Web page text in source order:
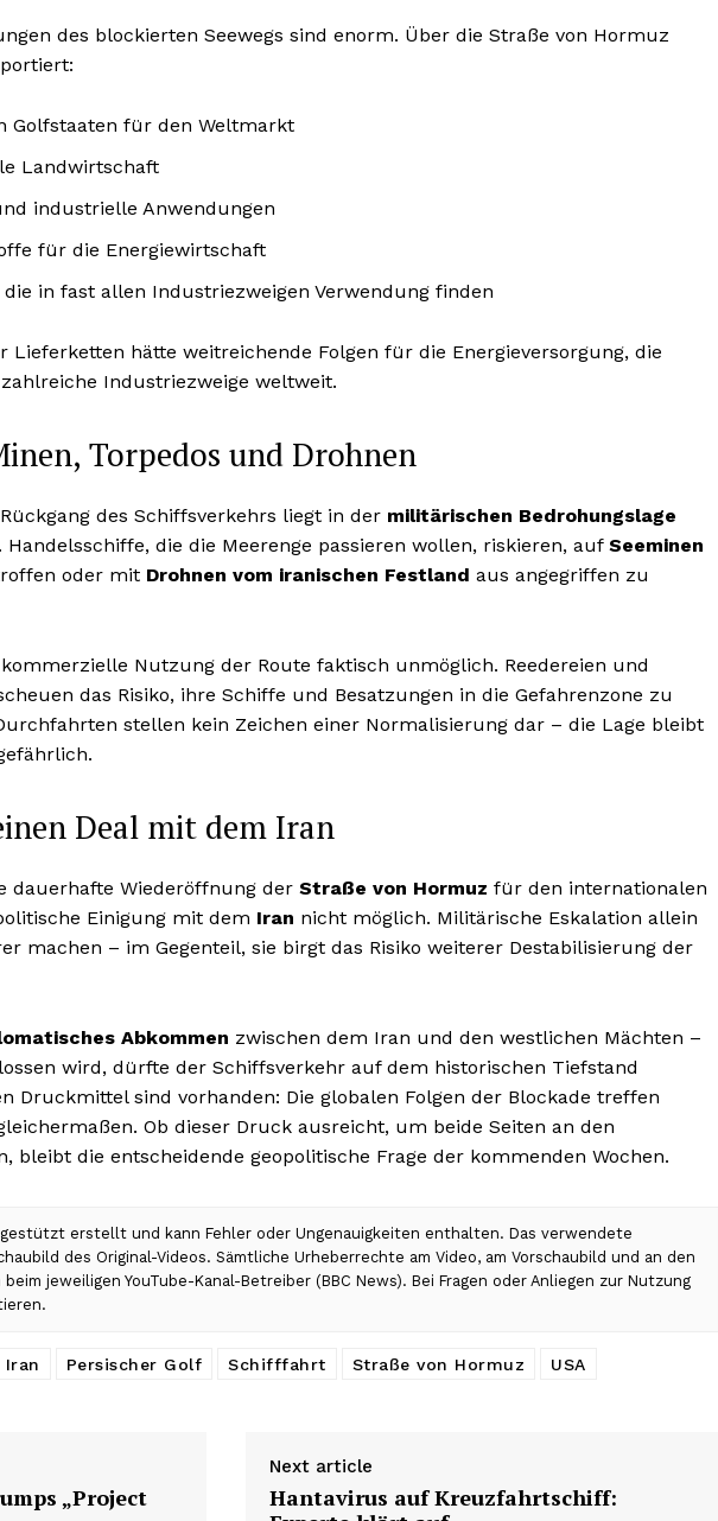
des blockierten Seewegs sind enorm. Über die Straße von Hormuz
Golfstaaten für den Weltmarkt
Landwirtschaft
industrielle Anwendungen
für die Energiewirtschaft
in fast allen Industriezweigen Verwendung finden
Lieferketten hätte weitreichende Folgen für die Energieversorgung, die
Industriezweige weltweit.
Torpedos und Drohnen
des Schiffsverkehrs liegt in der militärischen Bedrohungslage
die die Meerenge passieren wollen, riskieren, auf Seeminen
oder mit Drohnen vom iranischen Festland aus angegriffen zu
Nutzung der Route faktisch unmöglich. Reedereien und
das Risiko, ihre Schiffe und Besatzungen in die Gefahrenzone zu
stellen kein Zeichen einer Normalisierung dar – die Lage bleibt
Deal mit dem Iran
dauerhafte Wiederöffnung der Straße von Hormuz für den internationalen
Einigung mit dem Iran nicht möglich. Militärische Eskalation allein
machen – im Gegenteil, sie birgt das Risiko weiterer Destabilisierung der
Abkommen zwischen dem Iran und den westlichen Mächten –
wird, dürfte der Schiffsverkehr auf dem historischen Tiefstand
Druckmittel sind vorhanden: Die globalen Folgen der Blockade treffen
Ob dieser Druck ausreicht, um beide Seiten an den
bleibt die entscheidende geopolitische Frage der kommenden Wochen.
erstellt und kann Fehler oder Ungenauigkeiten enthalten. Das verwendete
des Original-Videos. Sämtliche Urheberrechte am Video, am Vorschaubild und an den
jeweiligen YouTube-Kanal-Betreiber (BBC News). Bei Fragen oder Anliegen zur Nutzung
Iran Persischer Golf Schifffahrt Straße von Hormuz USA
„Project
Next article
Hantavirus auf Kreuzfahrtschiff: